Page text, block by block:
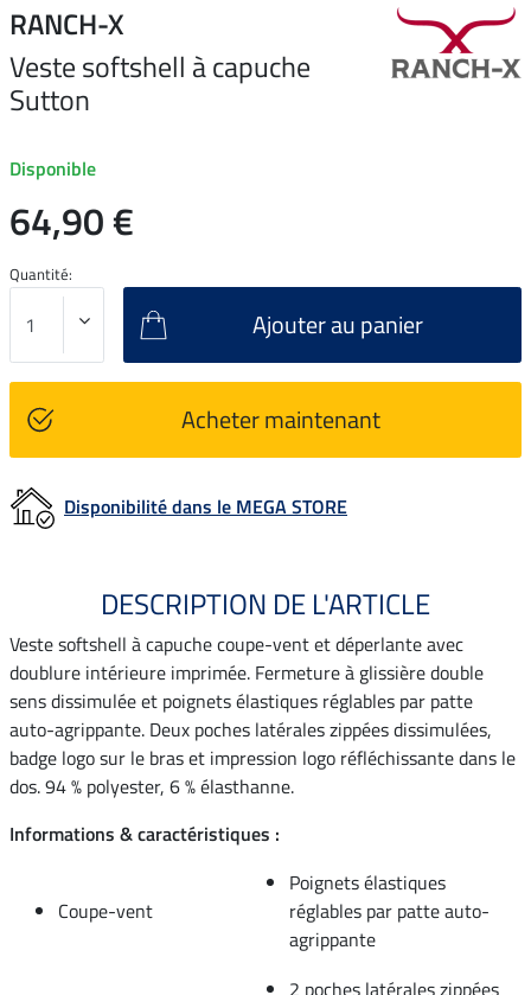
RANCH-X
Veste softshell à capuche
Sutton
Disponible
64,90 €
Quantité:
Ajouter au panier
Acheter maintenant
Disponibilité dans le MEGA STORE
DESCRIPTION DE L'ARTICLE
Veste softshell à capuche coupe-vent et déperlante avec
doublure intérieure imprimée. Fermeture à glissière double
sens dissimulée et poignets élastiques réglables par patte
auto-agrippante. Deux poches latérales zippées dissimulées,
badge logo sur le bras et impression logo réfléchissante dans le
dos. 94 % polyester, 6 % élasthanne.
Informations & caractéristiques :
Coupe-vent
Poignets élastiques
réglables par patte auto-
agrippante
2 poches latérales zippées